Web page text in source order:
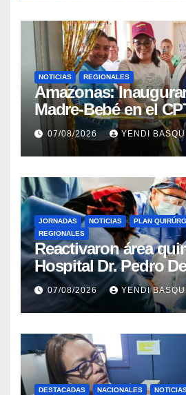
NOTICIAS REGIONALES
​Amazonas:
Madre-Bebé en el
del Aeropuerto
Rincón
07/08/2026 YENDI
JORNADAS NOTICIAS
PLAN
REGIONALES
Reactivaron área
Hospital Dr. Pedro
Guárico
07/08/2026 YENDI
DESTACADAS NACIONALES